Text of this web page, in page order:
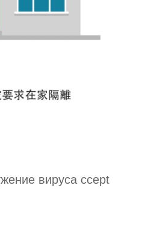
вируса ccept